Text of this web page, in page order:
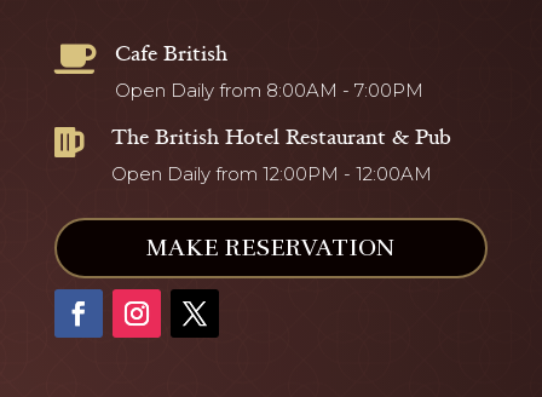
 Cafe British
Open Daily from 8:00AM - 7:00PM
 The British Hotel Restaurant & Pub
Open Daily from 12:00PM - 12:00AM
MAKE RESERVATION